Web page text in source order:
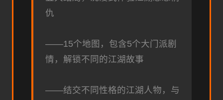
仇
——15个地图，包含5个大门派剧
情，解锁不同的江湖故事
——结交不同性格的江湖人物，与